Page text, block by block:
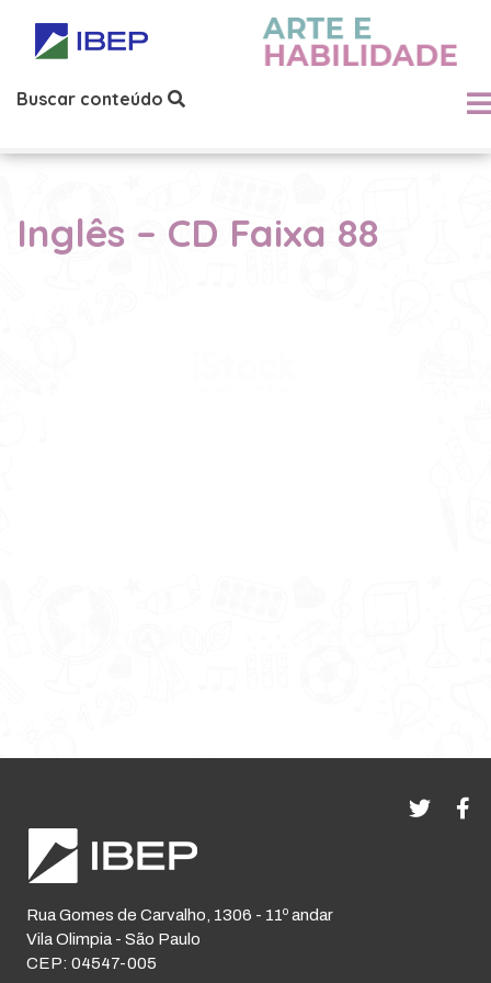
Buscar conteúdo
Inglês – CD Faixa 88
Rua Gomes de Carvalho, 1306 - 11º andar
Vila Olimpia - São Paulo
CEP: 04547-005